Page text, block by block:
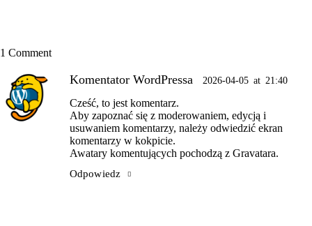
1 Comment
Komentator WordPressa 2026-04-05 at 21:40
Cześć, to jest komentarz.
Aby zapoznać się z moderowaniem, edycją i
usuwaniem komentarzy, należy odwiedzić ekran
komentarzy w kokpicie.
Awatary komentujących pochodzą z Gravatara.
Odpowiedz